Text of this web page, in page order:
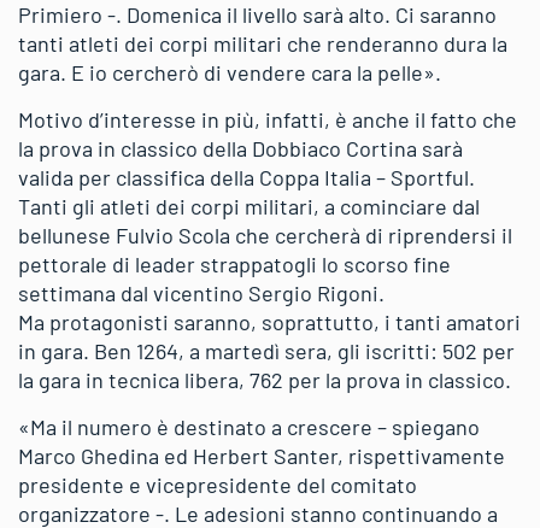
Primiero -. Domenica il livello sarà alto. Ci saranno
tanti atleti dei corpi militari che renderanno dura la
gara. E io cercherò di vendere cara la pelle».
Motivo d’interesse in più, infatti, è anche il fatto che
la prova in classico della Dobbiaco Cortina sarà
valida per classifica della Coppa Italia – Sportful.
Tanti gli atleti dei corpi militari, a cominciare dal
bellunese Fulvio Scola che cercherà di riprendersi il
pettorale di leader strappatogli lo scorso fine
settimana dal vicentino Sergio Rigoni.
Ma protagonisti saranno, soprattutto, i tanti amatori
in gara. Ben 1264, a martedì sera, gli iscritti: 502 per
la gara in tecnica libera, 762 per la prova in classico.
«Ma il numero è destinato a crescere – spiegano
Marco Ghedina ed Herbert Santer, rispettivamente
presidente e vicepresidente del comitato
organizzatore -. Le adesioni stanno continuando a